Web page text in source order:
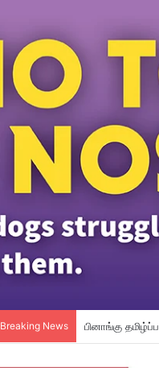
Breaking News தமிழக முதல்வர்